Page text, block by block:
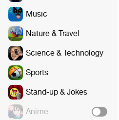
Music
Nature & Travel
Science & Technology
Sports
Stand-up & Jokes
Anime